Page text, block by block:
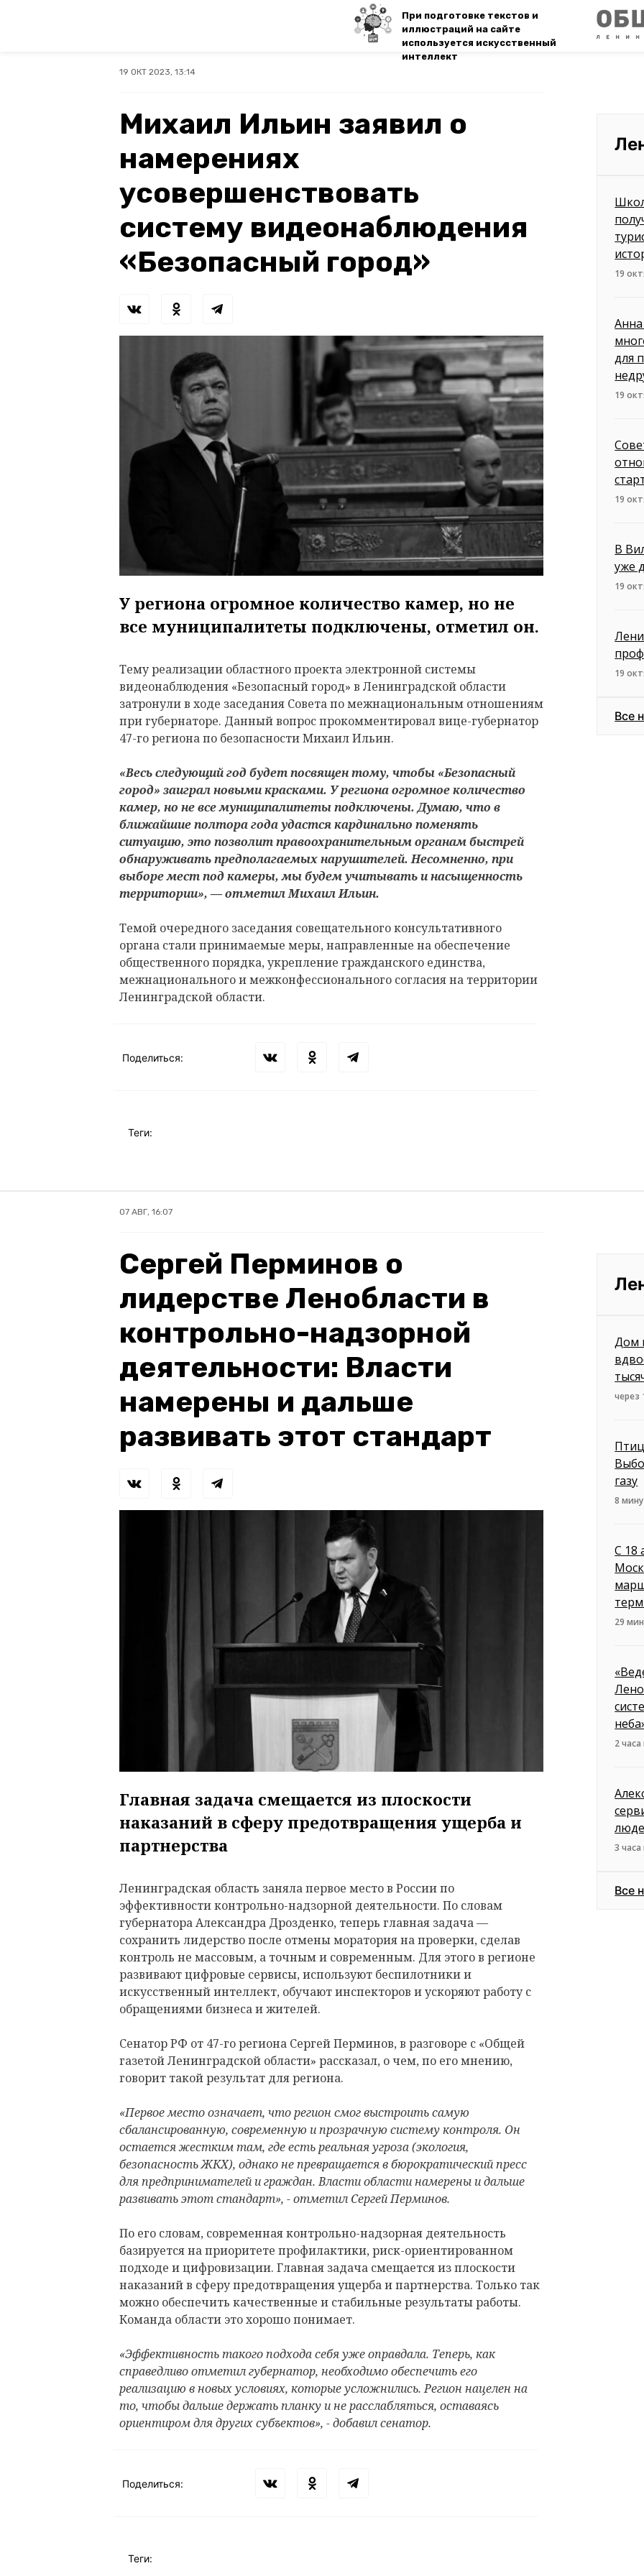
При подготовке текстов и
иллюстраций на сайте
используется искусственный
интеллект
19 ОКТ 2023, 13:14
Михаил Ильин заявил о
намерениях
усовершенствовать
систему видеонаблюдения
«Безопасный город»
У региона огромное количество камер, но не
все муниципалитеты подключены, отметил он.
Тему реализации областного проекта электронной системы
видеонаблюдения «Безопасный город» в Ленинградской области
затронули в ходе заседания Совета по межнациональным отношениям
при губернаторе. Данный вопрос прокомментировал вице-губернатор
47-го региона по безопасности Михаил Ильин.
«Весь следующий год будет посвящен тому, чтобы «Безопасный
город» заиграл новыми красками. У региона огромное количество
камер, но не все муниципалитеты подключены. Думаю, что в
ближайшие полтора года удастся кардинально поменять
ситуацию, это позволит правоохранительным органам быстрей
обнаруживать предполагаемых нарушителей. Несомненно, при
выборе мест под камеры, мы будем учитывать и насыщенность
территории», — отметил Михаил Ильин.
Темой очередного заседания совещательного консультативного
органа стали принимаемые меры, направленные на обеспечение
общественного порядка, укрепление гражданского единства,
межнационального и межконфессионального согласия на территории
Ленинградской области.
Поделиться:
Теги:
19
для
19
19
В
уже
19
19
Все
07 АВГ, 16:07
Сергей Перминов о
лидерстве Ленобласти в
контрольно-надзорной
деятельности: Власти
намерены и дальше
развивать этот стандарт
Главная задача смещается из плоскости
наказаний в сферу предотвращения ущерба и
партнерства
Ленинградская область заняла первое место в России по
эффективности контрольно-надзорной деятельности. По словам
губернатора Александра Дрозденко, теперь главная задача —
сохранить лидерство после отмены моратория на проверки, сделав
контроль не массовым, а точным и современным. Для этого в регионе
развивают цифровые сервисы, используют беспилотники и
искусственный интеллект, обучают инспекторов и ускоряют работу с
обращениями бизнеса и жителей.
Сенатор РФ от 47-го региона Сергей Перминов, в разговоре с «Общей
газетой Ленинградской области» рассказал, о чем, по его мнению,
говорит такой результат для региона.
«Первое место означает, что регион смог выстроить самую
сбалансированную, современную и прозрачную систему контроля. Он
остается жестким там, где есть реальная угроза (экология,
безопасность ЖКХ), однако не превращается в бюрократический пресс
для предпринимателей и граждан. Власти области намерены и дальше
развивать этот стандарт», - отметил Сергей Перминов.
По его словам, современная контрольно-надзорная деятельность
базируется на приоритете профилактики, риск-ориентированном
подходе и цифровизации. Главная задача смещается из плоскости
наказаний в сферу предотвращения ущерба и партнерства. Только так
можно обеспечить качественные и стабильные результаты работы.
Команда области это хорошо понимает.
«Эффективность такого подхода себя уже оправдала. Теперь, как
справедливо отметил губернатор, необходимо обеспечить его
реализацию в новых условиях, которые усложнились. Регион нацелен на
то, чтобы дальше держать планку и не расслабляться, оставаясь
ориентиром для других субъектов», - добавил сенатор.
Поделиться:
Теги:
Дом
через
газу
8
С 18
29
2
3
Все